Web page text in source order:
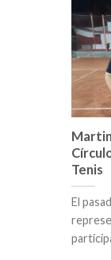
Tenis
El